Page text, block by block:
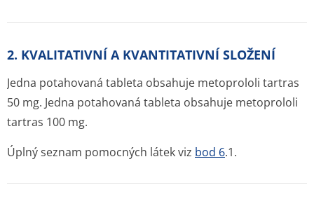
2. KVALITATIVNÍ A KVANTITATIVNÍ SLOŽENÍ
Jedna potahovaná tableta obsahuje metoprololi tartras
50 mg. Jedna potahovaná tableta obsahuje metoprololi
tartras 100 mg.
Úplný seznam pomocných látek viz bod 6.1.